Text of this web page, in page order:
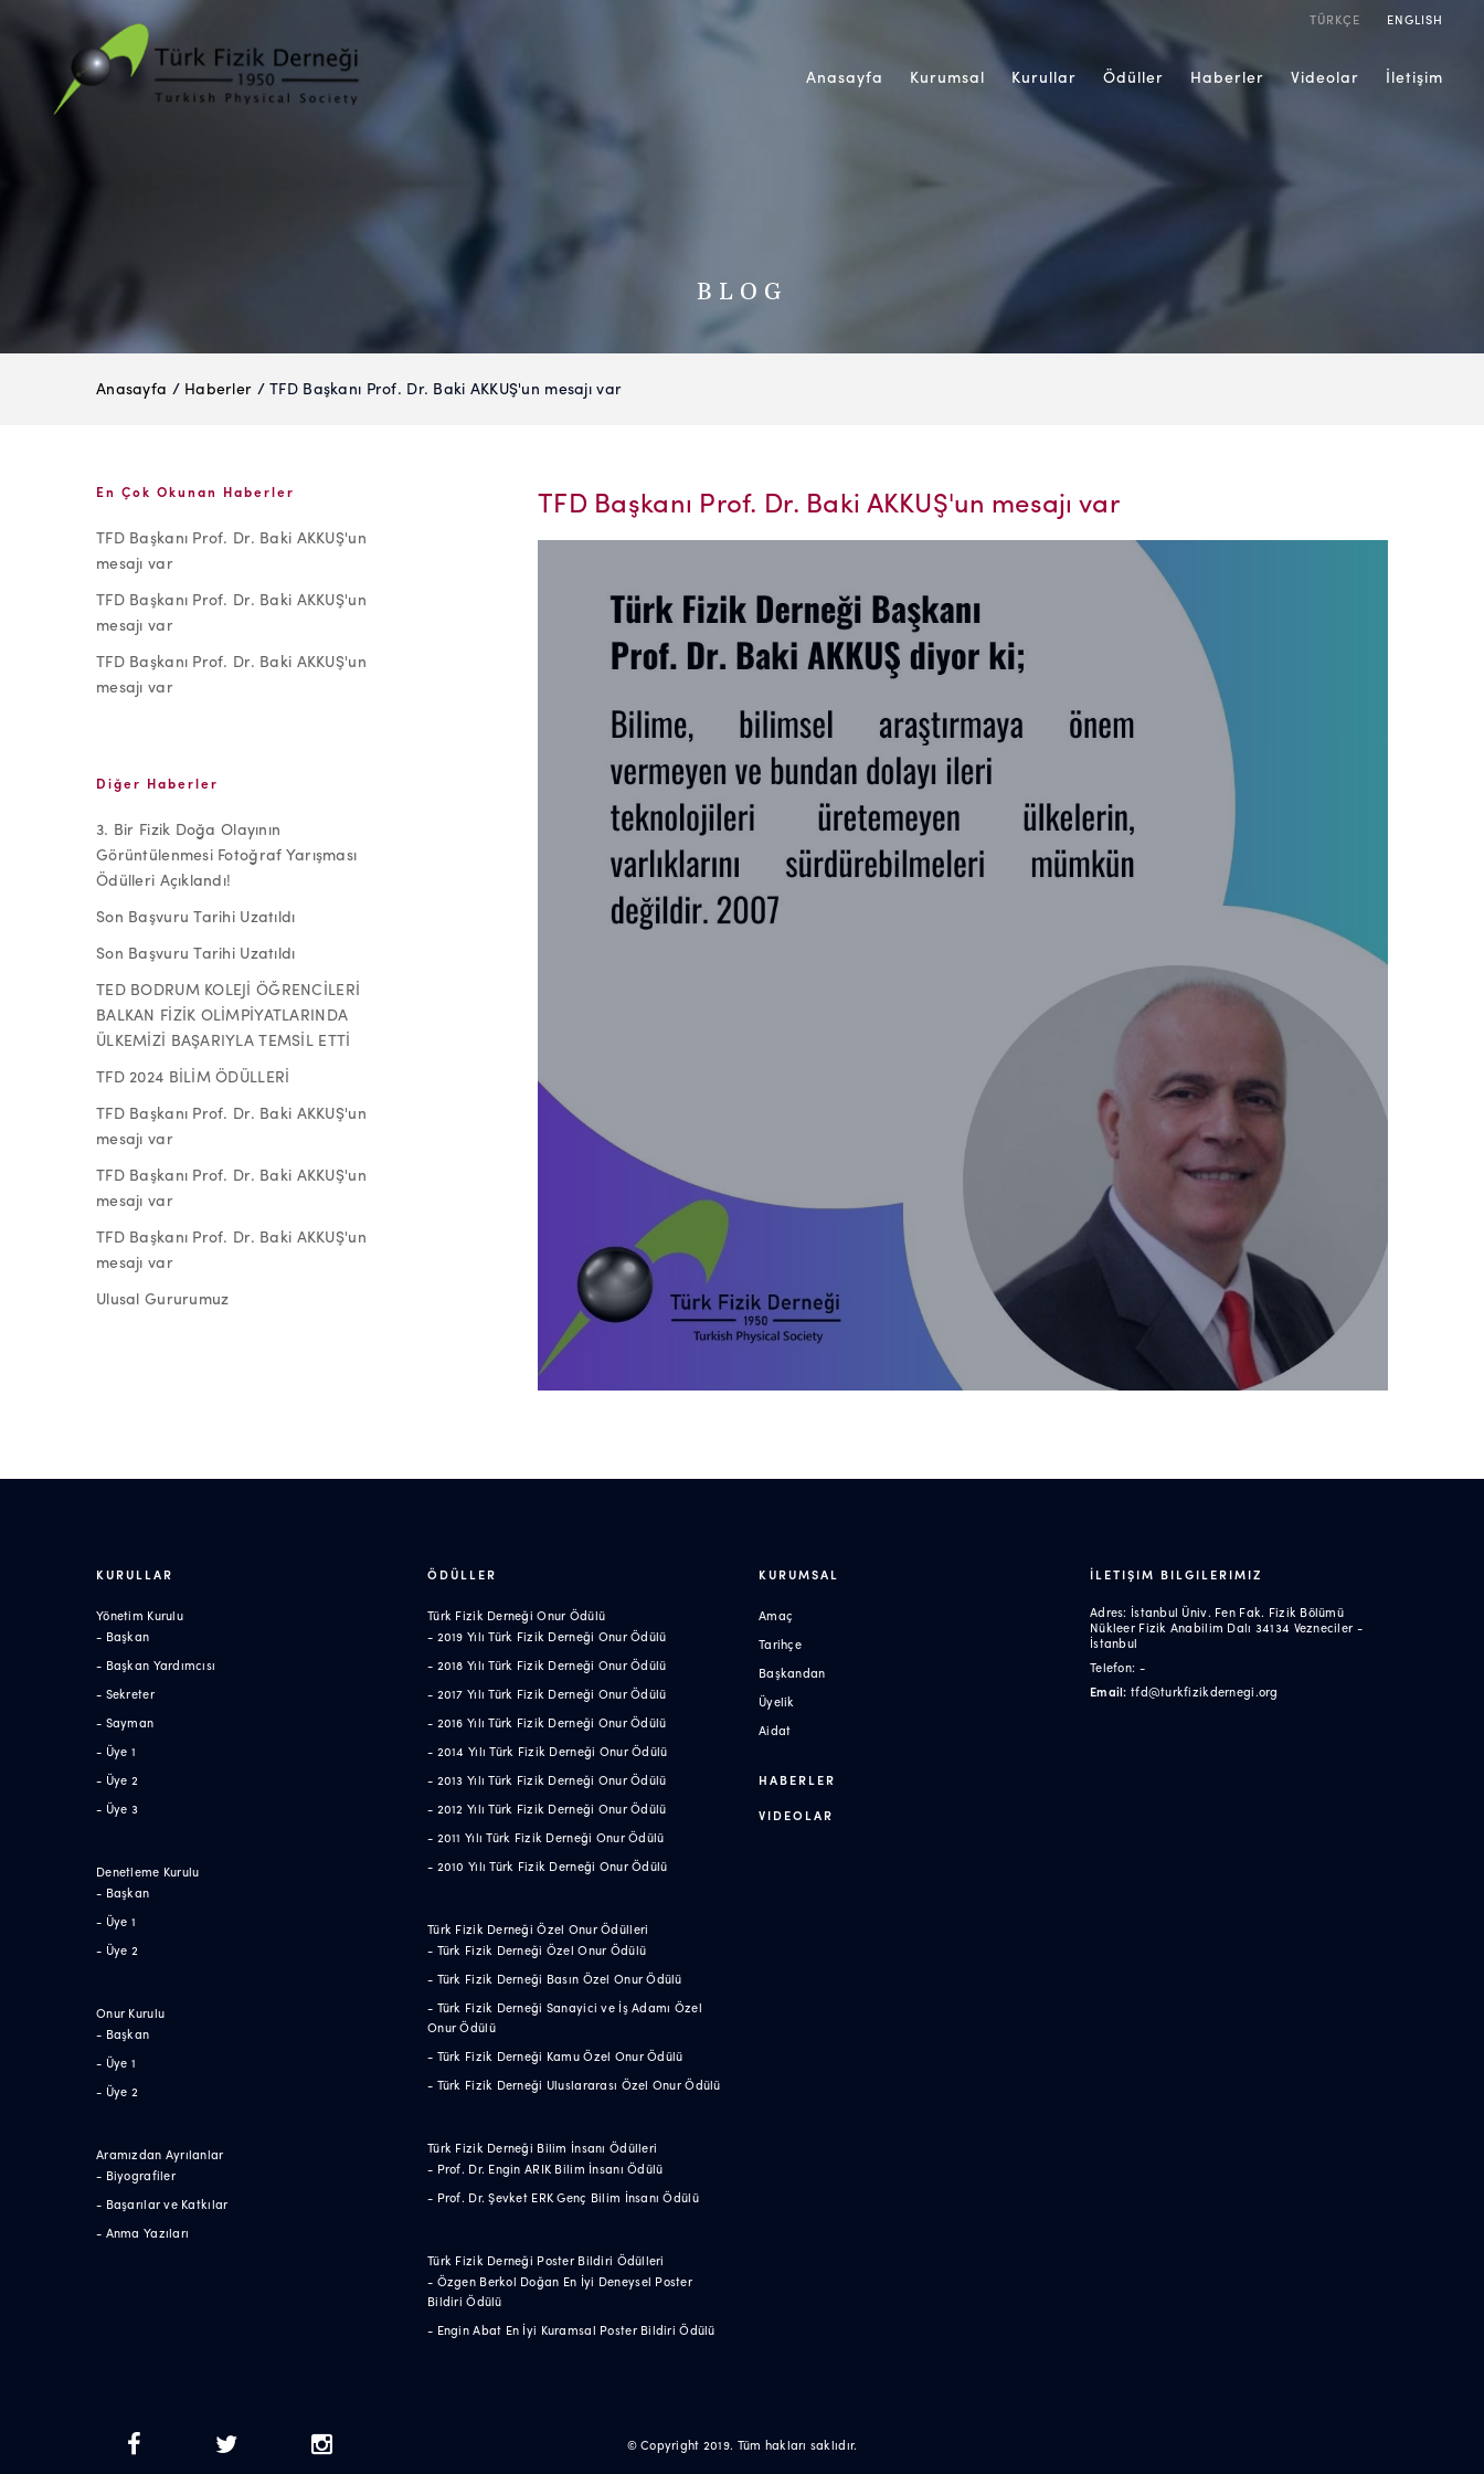
ENGLISH
TÜRKÇE
Anasayfa Kurumsal Kurullar Ödüller Haberler Videolar İletişim
BLOG
Anasayfa / Haberler / TFD Başkanı Prof. Dr. Baki AKKUŞ'un mesajı var
En Çok Okunan Haberler
TFD Başkanı Prof. Dr. Baki AKKUŞ'un
mesajı var
TFD Başkanı Prof. Dr. Baki AKKUŞ'un
mesajı var
TFD Başkanı Prof. Dr. Baki AKKUŞ'un
mesajı var
Diğer Haberler
3. Bir Fizik Doğa Olayının
Görüntülenmesi Fotoğraf Yarışması
Ödülleri Açıklandı!
Son Başvuru Tarihi Uzatıldı
Son Başvuru Tarihi Uzatıldı
TED BODRUM KOLEJİ ÖĞRENCİLERİ
BALKAN FİZİK OLİMPİYATLARINDA
ÜLKEMİZİ BAŞARIYLA TEMSİL ETTİ
TFD 2024 BİLİM ÖDÜLLERİ
TFD Başkanı Prof. Dr. Baki AKKUŞ'un
mesajı var
TFD Başkanı Prof. Dr. Baki AKKUŞ'un
mesajı var
TFD Başkanı Prof. Dr. Baki AKKUŞ'un
mesajı var
Ulusal Gururumuz
TFD Başkanı Prof. Dr. Baki AKKUŞ'un mesajı var
KURULLAR
Yönetim Kurulu
- Başkan
- Başkan Yardımcısı
- Sekreter
- Sayman
- Üye 1
- Üye 2
- Üye 3
Denetleme Kurulu
- Başkan
- Üye 1
- Üye 2
Onur Kurulu
- Başkan
- Üye 1
- Üye 2
Aramızdan Ayrılanlar
- Biyografiler
- Başarılar ve Katkılar
- Anma Yazıları
ÖDÜLLER
Türk Fizik Derneği Onur Ödülü
- 2019 Yılı Türk Fizik Derneği Onur Ödülü
- 2018 Yılı Türk Fizik Derneği Onur Ödülü
- 2017 Yılı Türk Fizik Derneği Onur Ödülü
- 2016 Yılı Türk Fizik Derneği Onur Ödülü
- 2014 Yılı Türk Fizik Derneği Onur Ödülü
- 2013 Yılı Türk Fizik Derneği Onur Ödülü
- 2012 Yılı Türk Fizik Derneği Onur Ödülü
- 2011 Yılı Türk Fizik Derneği Onur Ödülü
- 2010 Yılı Türk Fizik Derneği Onur Ödülü
Türk Fizik Derneği Özel Onur Ödülleri
- Türk Fizik Derneği Özel Onur Ödülü
- Türk Fizik Derneği Basın Özel Onur Ödülü
- Türk Fizik Derneği Sanayici ve İş Adamı Özel
Onur Ödülü
- Türk Fizik Derneği Kamu Özel Onur Ödülü
- Türk Fizik Derneği Uluslararası Özel Onur Ödülü
Türk Fizik Derneği Bilim İnsanı Ödülleri
- Prof. Dr. Engin ARIK Bilim İnsanı Ödülü
- Prof. Dr. Şevket ERK Genç Bilim İnsanı Ödülü
Türk Fizik Derneği Poster Bildiri Ödülleri
- Özgen Berkol Doğan En İyi Deneysel Poster
Bildiri Ödülü
- Engin Abat En İyi Kuramsal Poster Bildiri Ödülü
KURUMSAL
Amaç
Tarihçe
Başkandan
Üyelik
Aidat
HABERLER
VIDEOLAR
İLETIŞIM BILGILERIMIZ
Adres: İstanbul Üniv. Fen Fak. Fizik Bölümü
Nükleer Fizik Anabilim Dalı 34134 Vezneciler -
İstanbul
Telefon: -
Email: tfd@turkfizikdernegi.org
© Copyright 2019. Tüm hakları saklıdır.